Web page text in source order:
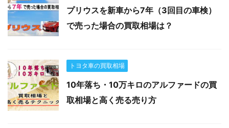
プリウスを新車から7年（3回目の車検）
で売った場合の買取相場は？
トヨタ車の買取相場
10年落ち・10万キロのアルファードの買
取相場と高く売る売り方